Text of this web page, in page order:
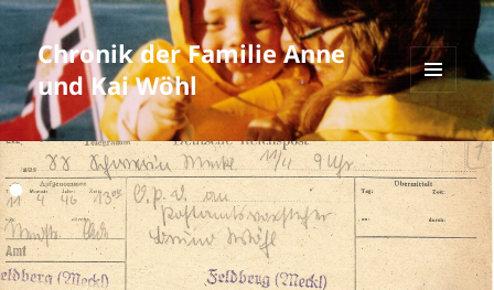
Chronik der Familie Anne
und Kai Wöhl
MENÜ
UND
WIDGETS